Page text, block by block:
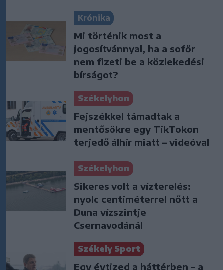
Krónika
Mi történik most a
jogosítvánnyal, ha a sofőr
nem fizeti be a közlekedési
bírságot?
Székelyhon
Fejszékkel támadtak a
mentősökre egy TikTokon
terjedő álhír miatt – videóval
Székelyhon
Sikeres volt a vízterelés:
nyolc centiméterrel nőtt a
Duna vízszintje
Csernavodánál
Székely Sport
Egy évtized a háttérben – a